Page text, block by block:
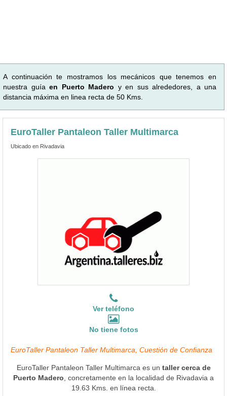
A continuación te mostramos los mecánicos que tenemos en
nuestra guía en Puerto Madero y en sus alrededores, a una
distancia máxima en linea recta de 50 Kms.
EuroTaller Pantaleon Taller Multimarca
Ubicado en Rivadavia
Ver teléfono
No tiene fotos
EuroTaller Pantaleon Taller Multimarca, Cuestión de Confianza
EuroTaller Pantaleon Taller Multimarca es un taller cerca de
Puerto Madero , concretamente en la localidad de Rivadavia a
19.63 Kms. en línea recta.